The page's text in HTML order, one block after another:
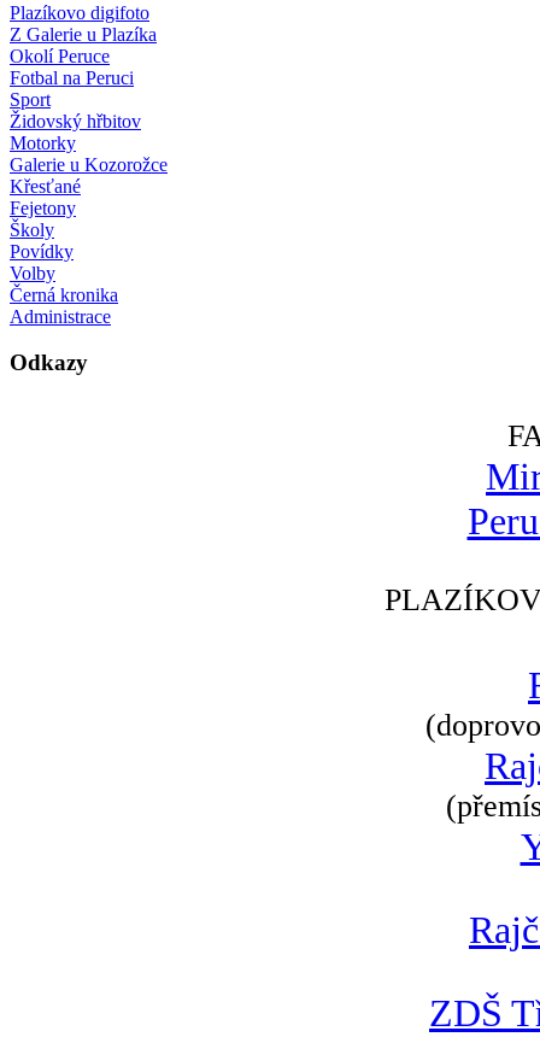
Plazíkovo digifoto
Z Galerie u Plazíka
Okolí Peruce
Fotbal na Peruci
Sport
Židovský hřbitov
Motorky
Galerie u Kozorožce
Křesťané
Fejetony
Školy
Povídky
Volby
Černá kronika
Administrace
Odkazy
ZDŠ